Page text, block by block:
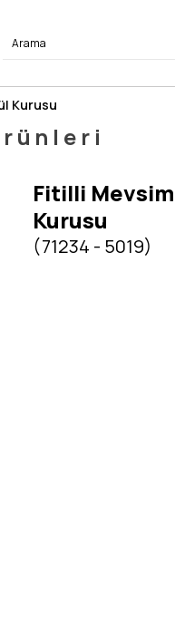
Kurusu
Fitilli
Kurusu
(71234 - 5019)